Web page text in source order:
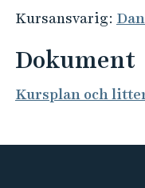
Kursansvarig:
Dokument
Kursplan och